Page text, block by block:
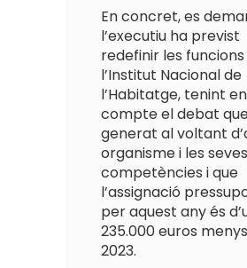
En concret, es
l’executiu ha previst
redefinir les
l’Institut Nacional de
l’Habitatge, tenint en
compte el debat que
generat al voltant
organisme i les seves
competències i que
l’assignació
per aquest any és
235.000 euros
2023.